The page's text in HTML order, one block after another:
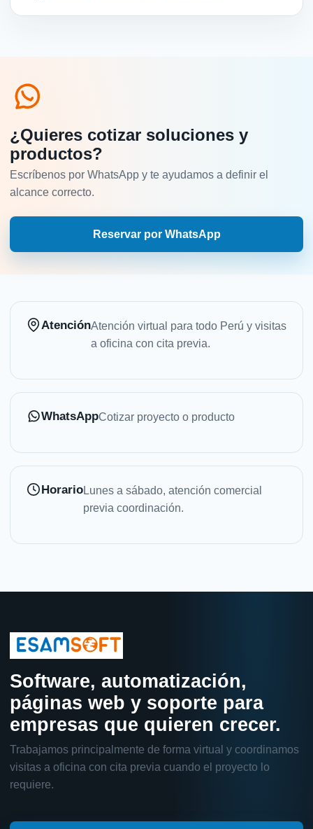
¿Quieres cotizar soluciones y
productos?
Escríbenos por WhatsApp y te ayudamos a definir el
alcance correcto.
Reservar por WhatsApp
AtenciónAtención virtual para todo Perú y visitas
a oficina con cita previa.
WhatsAppCotizar proyecto o producto
HorarioLunes a sábado, atención comercial
previa coordinación.
Software, automatización,
páginas web y soporte para
empresas que quieren crecer.
Trabajamos principalmente de forma virtual y coordinamos
visitas a oficina con cita previa cuando el proyecto lo
requiere.